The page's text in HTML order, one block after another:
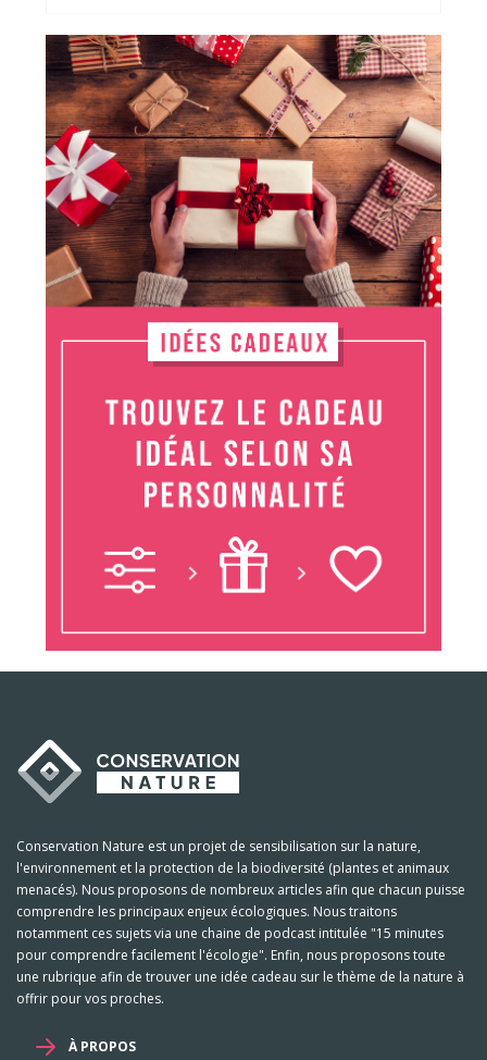
Conservation Nature est un projet de sensibilisation sur la nature,
l'environnement et la protection de la biodiversité (plantes et animaux
menacés). Nous proposons de nombreux articles afin que chacun puisse
comprendre les principaux enjeux écologiques. Nous traitons
notamment ces sujets via une chaine de podcast intitulée "15 minutes
pour comprendre facilement l'écologie". Enfin, nous proposons toute
une rubrique afin de trouver une idée cadeau sur le thème de la nature à
offrir pour vos proches.
À PROPOS